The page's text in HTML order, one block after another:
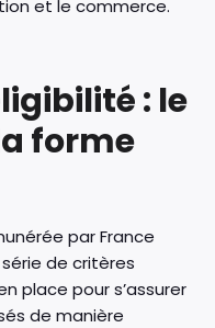
et le commerce.
: le
forme
par France
de critères
place pour s’assurer
de manière